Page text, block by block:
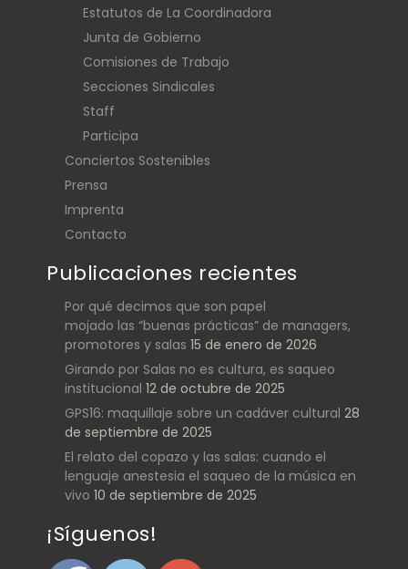
Estatutos de La Coordinadora
Junta de Gobierno
Comisiones de Trabajo
Secciones Sindicales
Staff
Participa
Conciertos Sostenibles
Prensa
Imprenta
Contacto
Publicaciones recientes
Por qué decimos que son papel
mojado las “buenas prácticas” de managers,
promotores y salas 15 de enero de 2026
Girando por Salas no es cultura, es saqueo
institucional 12 de octubre de 2025
GPS16: maquillaje sobre un cadáver cultural 28
de septiembre de 2025
El relato del copazo y las salas: cuando el
lenguaje anestesia el saqueo de la música en
vivo 10 de septiembre de 2025
¡Síguenos!